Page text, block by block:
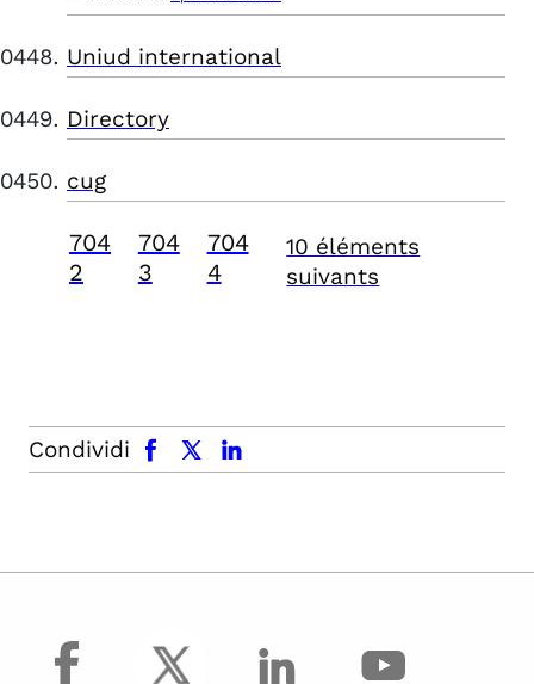
Uniud international
Directory
cug
704
2
704
3
704
4
10 éléments
suivants
Condividi
facebook x.com linkedin
facebook